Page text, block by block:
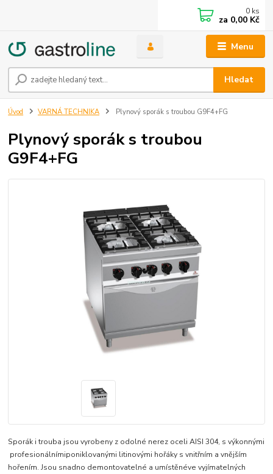
Menu
Hledat
0 ks
za 0,00 Kč
Úvod VARNÁ TECHNIKA Plynový sporák s troubou G9F4+FG
Plynový sporák s troubou
G9F4+FG
Sporák i trouba jsou vyrobeny z odolné nerez oceli AISI 304, s výkonnými
profesionálnímiponiklovanými litinovými hořáky s vnitřním a vnějším
hořením. Jsou snadno demontovatelné a umístěnéve vyjímatelných